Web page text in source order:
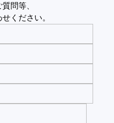
問等、​
ください。​